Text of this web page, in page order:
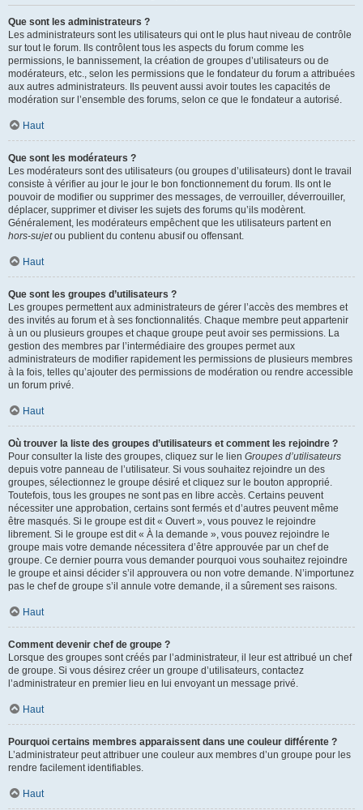
Que sont les administrateurs ?
Les administrateurs sont les utilisateurs qui ont le plus haut niveau de contrôle
sur tout le forum. Ils contrôlent tous les aspects du forum comme les
permissions, le bannissement, la création de groupes d’utilisateurs ou de
modérateurs, etc., selon les permissions que le fondateur du forum a attribuées
aux autres administrateurs. Ils peuvent aussi avoir toutes les capacités de
modération sur l’ensemble des forums, selon ce que le fondateur a autorisé.
Haut
Que sont les modérateurs ?
Les modérateurs sont des utilisateurs (ou groupes d’utilisateurs) dont le travail
consiste à vérifier au jour le jour le bon fonctionnement du forum. Ils ont le
pouvoir de modifier ou supprimer des messages, de verrouiller, déverrouiller,
déplacer, supprimer et diviser les sujets des forums qu’ils modèrent.
Généralement, les modérateurs empêchent que les utilisateurs partent en
hors-sujetou publient du contenu abusif ou offensant.
Haut
Que sont les groupes d’utilisateurs ?
Les groupes permettent aux administrateurs de gérer l’accès des membres et
des invités au forum et à ses fonctionnalités. Chaque membre peut appartenir
à un ou plusieurs groupes et chaque groupe peut avoir ses permissions. La
gestion des membres par l’intermédiaire des groupes permet aux
administrateurs de modifier rapidement les permissions de plusieurs membres
à la fois, telles qu’ajouter des permissions de modération ou rendre accessible
un forum privé.
Haut
Où trouver la liste des groupes d’utilisateurs et comment les rejoindre ?
Pour consulter la liste des groupes, cliquez sur le lien Groupes d’utilisateurs
depuis votre panneau de l’utilisateur. Si vous souhaitez rejoindre un des
groupes, sélectionnez le groupe désiré et cliquez sur le bouton approprié.
Toutefois, tous les groupes ne sont pas en libre accès. Certains peuvent
nécessiter une approbation, certains sont fermés et d’autres peuvent même
être masqués. Si le groupe est dit « Ouvert », vous pouvez le rejoindre
librement. Si le groupe est dit « À la demande », vous pouvez rejoindre le
groupe mais votre demande nécessitera d’être approuvée par un chef de
groupe. Ce dernier pourra vous demander pourquoi vous souhaitez rejoindre
le groupe et ainsi décider s’il approuvera ou non votre demande. N’importunez
pas le chef de groupe s’il annule votre demande, il a sûrement ses raisons.
Haut
Comment devenir chef de groupe ?
Lorsque des groupes sont créés par l’administrateur, il leur est attribué un chef
de groupe. Si vous désirez créer un groupe d’utilisateurs, contactez
l’administrateur en premier lieu en lui envoyant un message privé.
Haut
Pourquoi certains membres apparaissent dans une couleur différente ?
L’administrateur peut attribuer une couleur aux membres d’un groupe pour les
rendre facilement identifiables.
Haut